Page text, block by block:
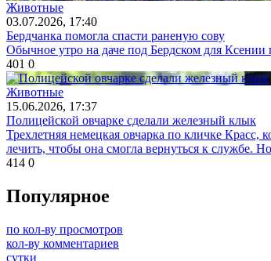
Животные
03.07.2026, 17:40
Бердчанка помогла спасти раненую сову
Обычное утро на даче под Бердском для
401 0
Животные
15.06.2026, 17:37
Полицейской овчарке сделали железный клык
Трехлетняя немецкая овчарка по кличке
лечить, чтобы она смогла вернуться к службе.
414 0
Популярное
по кол-ву просмотров
кол-ву комментариев
сутки